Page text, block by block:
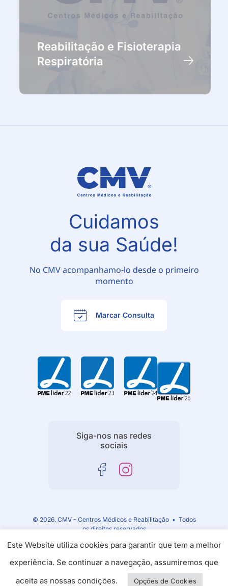
Reabilitação e Fisioterapia
Respiratória
Cuidamos
da sua Saúde!
No CMV acompanhamo-lo desde o primeiro
momento
Marcar Consulta
Siga-nos nas redes
sociais
© 2026. CMV - Centros Médicos e Reabilitação • Todos
os direitos reservados
Este Website utiliza cookies para garantir que tem a melhor
experiência. Se continuar a navegação, assumiremos que
aceita as nossas condições.
Opções de Cookies